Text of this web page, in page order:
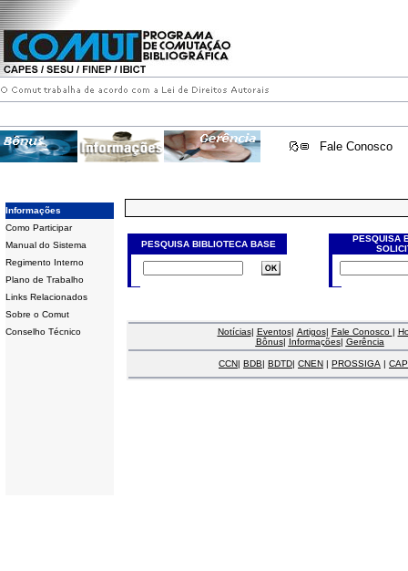
Fale Conosco
Informações
Como Participar
Manual do Sistema
Regimento Interno
Plano de Trabalho
Links Relacionados
Sobre o Comut
Conselho Técnico
PESQUISA BIBLIOTECA BASE
PESQUISA
Notícias| Eventos| Artigos| Fale Conosco |
Bônus| Informações| Gerência
CCN| BDB| BDTD| CNEN | PROSSIGA |